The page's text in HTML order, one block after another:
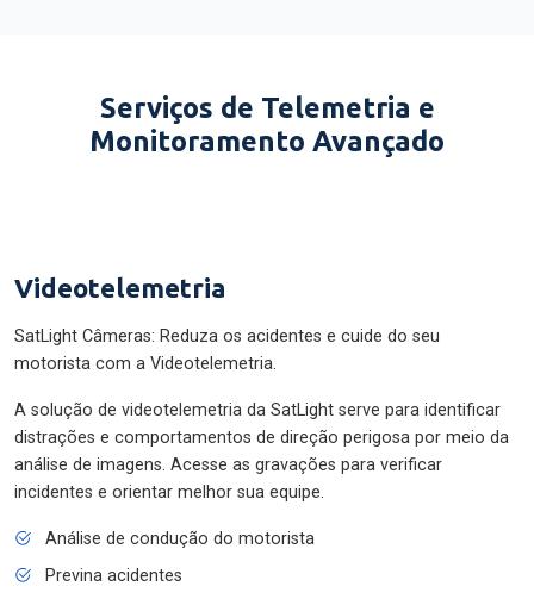
Serviços de Telemetria e
Monitoramento Avançado
Videotelemetria
SatLight Câmeras: Reduza os acidentes e cuide do seu
motorista com a Videotelemetria.
A solução de videotelemetria da SatLight serve para identificar
distrações e comportamentos de direção perigosa por meio da
análise de imagens. Acesse as gravações para verificar
incidentes e orientar melhor sua equipe.
Análise de condução do motorista
Previna acidentes